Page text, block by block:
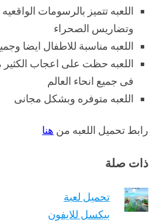
اللعبه تتميز بالرسومات
وتضاريس الصحراء
اللعبه مناسبة للاطفال ايضا
اللعبه حظت على اعجاب
فى جميع انحاء العالم
اللعبه متوفره وبشكل مجانى
رابط تحميل اللعبه من هنا
ذات صلة
تحميل لعبة
بيكسل للايفون